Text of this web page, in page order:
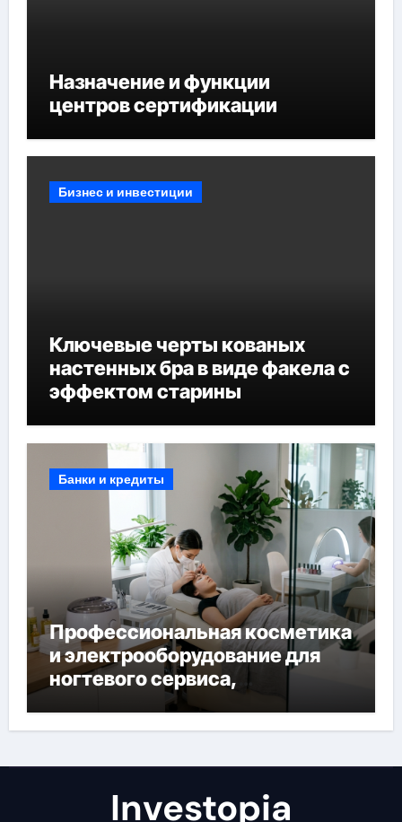
Назначение и функции
центров сертификации
Бизнес и инвестиции
Ключевые черты кованых
настенных бра в виде факела с
эффектом старины
Банки и кредиты
Профессиональная косметика
и электрооборудование для
ногтевого сервиса,
наращивания ресниц и
депиляции
Investopia